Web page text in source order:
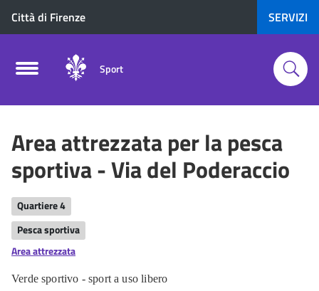
Città di Firenze SERVIZI
Sport
Area attrezzata per la pesca
sportiva - Via del Poderaccio
Quartiere 4
Pesca sportiva
Area attrezzata
Verde sportivo - sport a uso libero